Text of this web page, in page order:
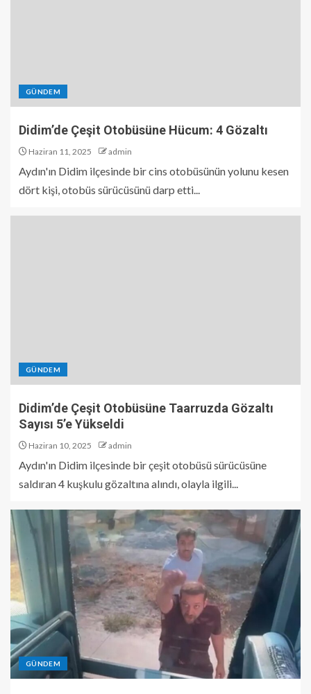
GÜNDEM
Didim’de Çeşit Otobüsüne Hücum: 4 Gözaltı
Haziran 11, 2025 admin
Aydın'ın Didim ilçesinde bir cins otobüsünün yolunu kesen
dört kişi, otobüs sürücüsünü darp etti...
GÜNDEM
Didim’de Çeşit Otobüsüne Taarruzda Gözaltı
Sayısı 5’e Yükseldi
Haziran 10, 2025 admin
Aydın'ın Didim ilçesinde bir çeşit otobüsü sürücüsüne
saldıran 4 kuşkulu gözaltına alındı, olayla ilgili...
GÜNDEM